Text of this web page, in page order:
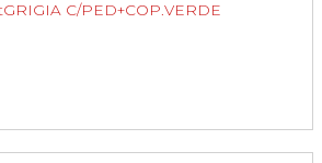
C/PED+COP.VERDE